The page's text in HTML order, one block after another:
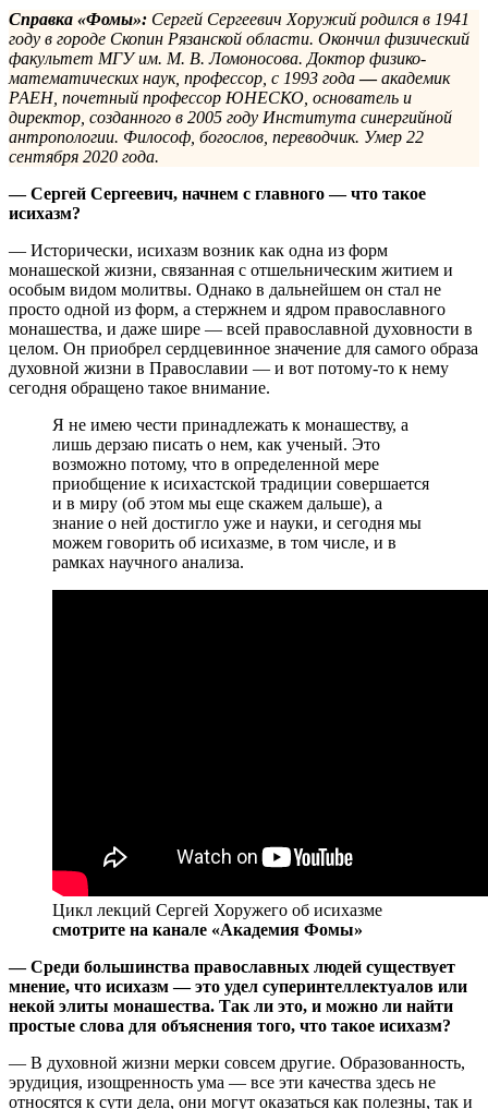
Справка «Фомы»: Сергей Сергеевич Хоружий родился в 1941
году в городе Скопин Рязанской области. Окончил физический
факультет МГУ им. М. В. Ломоносова. Доктор физико-
математических наук, профессор, с 1993 года—академик
РАЕН, почетный профессор ЮНЕСКО, основатель и
директор, созданного в 2005 году Института синергийной
антропологии. Философ, богослов, переводчик. Умер 22
сентября 2020 года.
— Сергей Сергеевич, начнем с главного — что такое
исихазм?
— Исторически, исихазм возник как одна из форм
монашеской жизни, связанная с отшельническим житием и
особым видом молитвы. Однако в дальнейшем он стал не
просто одной из форм, а стержнем и ядром православного
монашества, и даже шире — всей православной духовности в
целом. Он приобрел сердцевинное значение для самого образа
духовной жизни в Православии — и вот потому-то к нему
сегодня обращено такое внимание.
Я не имею чести принадлежать к монашеству, а
лишь дерзаю писать о нем, как ученый. Это
возможно потому, что в определенной мере
приобщение к исихастской традиции совершается
и в миру (об этом мы еще скажем дальше), а
знание о ней достигло уже и науки, и сегодня мы
можем говорить об исихазме, в том числе, и в
рамках научного анализа.
Цикл лекций Сергей Хоружего об исихазме
смотрите на канале «Академия Фомы»
— Среди большинства православных людей существует
мнение, что исихазм — это удел суперинтеллектуалов или
некой элиты монашества. Так ли это, и можно ли найти
простые слова для объяснения того, что такое исихазм?
— В духовной жизни мерки совсем другие. Образованность,
эрудиция, изощренность ума — все эти качества здесь не
относятся к сути дела, они могут оказаться как полезны, так и